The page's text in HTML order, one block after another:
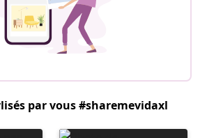
par vous #sharemevidaxl